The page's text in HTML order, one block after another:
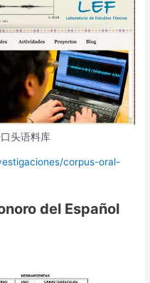
头语料库
corpus-oral-
del Español